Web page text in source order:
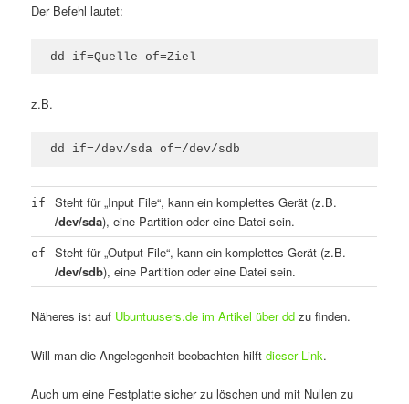
Der Befehl lautet:
dd if=Quelle of=Ziel
z.B.
dd if=/dev/sda of=/dev/sdb
if
Steht für „Input File“, kann ein komplettes Gerät (z.B.
/dev/sda), eine Partition oder eine Datei sein.
of
Steht für „Output File“, kann ein komplettes Gerät (z.B.
/dev/sdb), eine Partition oder eine Datei sein.
Näheres ist auf Ubuntuusers.de im Artikel über dd zu finden.
Will man die Angelegenheit beobachten hilftdieser Link.
Auch um eine Festplatte sicher zu löschen und mit Nullen zu